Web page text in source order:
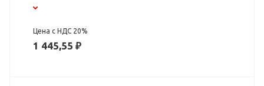
Цена с НДС 20%
1 445,55 ₽